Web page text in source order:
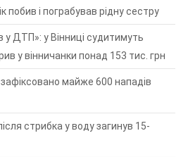
побив і пограбував рідну сестру
ДТП»: у Вінниці судитимуть
у вінничанки понад 153 тис. грн
зафіксовано майже 600 нападів
стрибка у воду загинув 15-